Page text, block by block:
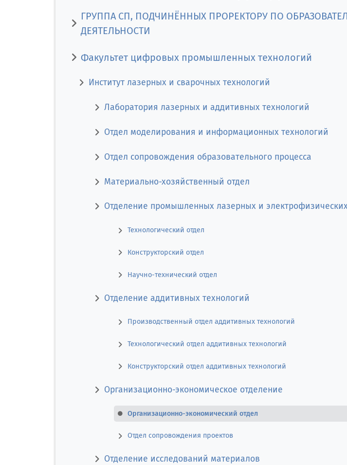
ГРУППА СП, ПОДЧИНЁННЫХ ПРОРЕКТОРУ ПО
ДЕЯТЕЛЬНОСТИ
Факультет цифровых промышленных технологий
Институт лазерных и сварочных технологий
Лаборатория лазерных и аддитивных технологий
Отдел моделирования и информационных технологий
Отдел сопровождения образовательного процесса
Материально-хозяйственный отдел
Отделение промышленных лазерных и
Технологический отдел
Конструкторский отдел
Научно-технический отдел
Отделение аддитивных технологий
Производственный отдел аддитивных технологий
Технологический отдел аддитивных технологий
Конструкторский отдел аддитивных технологий
Организационно-экономическое отделение
Организационно-экономический отдел
Отдел сопровождения проектов
Отделение исследований материалов